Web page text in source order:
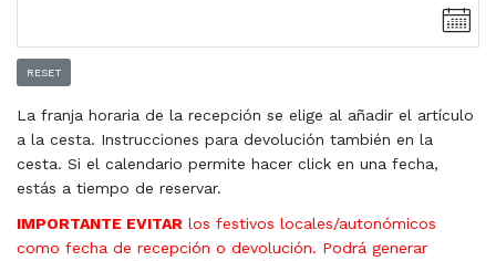
RESET
La franja horaria de la recepción se elige al añadir el artículo
a la cesta. Instrucciones para devolución también en la
cesta. Si el calendario permite hacer click en una fecha,
estás a tiempo de reservar.
IMPORTANTE EVITAR los festivos locales/autonómicos
como fecha de recepción o devolución. Podrá generar